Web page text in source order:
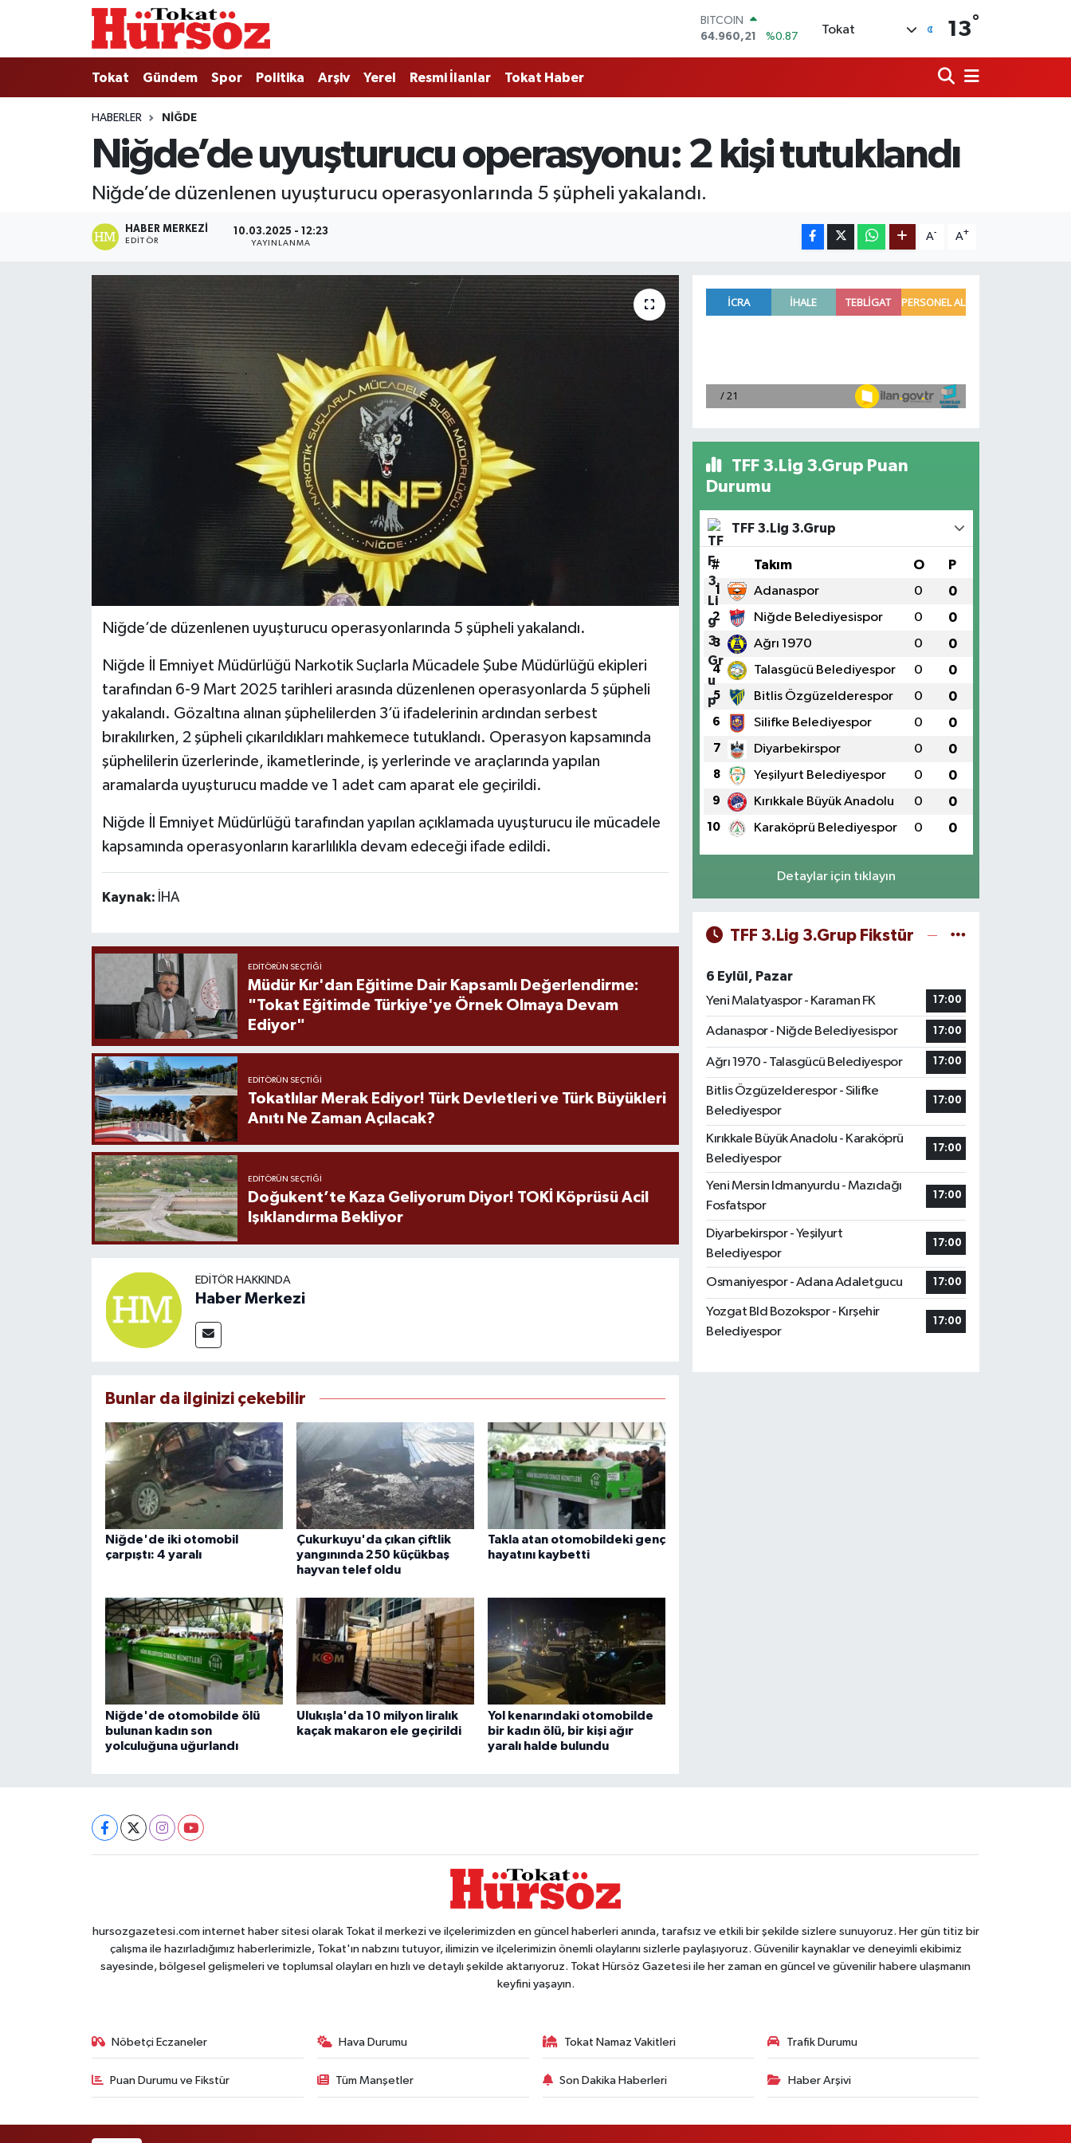
BITCOIN
64.960,21
%0.87
55,2510
%0.32
GRAM ALTIN
6660.55
%0.03
13.779
Tokat 13°
Tokat Gündem Spor Politika Arşiv Yerel Resmi İlanlar Tokat Haber
HABERLER NIĞDE
Niğde’de uyuşturucu operasyonu: 2 kişi tutuklandı
Niğde’de düzenlenen uyuşturucu operasyonlarında 5 şüpheli yakalandı.
HABER MERKEZI
EDITÖR
10.03.2025 - 12:23
YAYINLANMA
A- A+
Niğde’de düzenlenen uyuşturucu operasyonlarında 5 şüpheli yakalandı.
Niğde İl Emniyet Müdürlüğü Narkotik Suçlarla Mücadele Şube Müdürlüğü ekipleri
tarafından 6-9 Mart 2025 tarihleri arasında düzenlenen operasyonlarda 5 şüpheli
yakalandı. Gözaltına alınan şüphelilerden 3’ü ifadelerinin ardından serbest
bırakılırken, 2 şüpheli çıkarıldıkları mahkemece tutuklandı. Operasyon kapsamında
şüphelilerin üzerlerinde, ikametlerinde, iş yerlerinde ve araçlarında yapılan
aramalarda uyuşturucu madde ve 1 adet cam aparat ele geçirildi.
Niğde İl Emniyet Müdürlüğü tarafından yapılan açıklamada uyuşturucu ile mücadele
kapsamında operasyonların kararlılıkla devam edeceği ifade edildi.
Kaynak: İHA
EDITÖRÜN SEÇTIĞI
Müdür Kır'dan Eğitime Dair Kapsamlı Değerlendirme:
"Tokat Eğitimde Türkiye'ye Örnek Olmaya Devam
Ediyor"
EDITÖRÜN SEÇTIĞI
Tokatlılar Merak Ediyor! Türk Devletleri ve Türk Büyükleri
Anıtı Ne Zaman Açılacak?
EDITÖRÜN SEÇTIĞI
Doğukent’te Kaza Geliyorum Diyor! TOKİ Köprüsü Acil
Işıklandırma Bekliyor
EDITÖR HAKKINDA
Haber Merkezi
Bunlar da ilginizi çekebilir
Niğde'de iki otomobil
çarpıştı: 4 yaralı
Çukurkuyu'da çıkan çiftlik
yangınında 250 küçükbaş
hayvan telef oldu
Takla atan otomobildeki genç
hayatını kaybetti
Niğde'de otomobilde ölü
bulunan kadın son
yolculuğuna uğurlandı
Ulukışla'da 10 milyon liralık
kaçak makaron ele geçirildi
Yol kenarındaki otomobilde
bir kadın ölü, bir kişi ağır
yaralı halde bulundu
TFF 3.Lig 3.Grup Puan
Durumu
TFF 3.Lig 3.Grup
# Takım O P
1 Adanaspor 0 0
2 Niğde Belediyesispor 0 0
3 Ağrı 1970 0 0
4 Talasgücü Belediyespor 0 0
5 Bitlis Özgüzelderespor 0 0
6 Silifke Belediyespor 0 0
7 Diyarbekirspor 0 0
8 Yeşilyurt Belediyespor 0 0
9 Kırıkkale Büyük Anadolu 0 0
10 Karaköprü Belediyespor 0 0
Detaylar için tıklayın
TFF 3.Lig 3.Grup Fikstür
6 Eylül, Pazar
Yeni Malatyaspor - Karaman FK
17:00
Adanaspor - Niğde Belediyesispor 17:00
Ağrı 1970 - Talasgücü Belediyespor 17:00
Bitlis Özgüzelderespor - Silifke
Belediyespor
17:00
Kırıkkale Büyük Anadolu - Karaköprü
Belediyespor
17:00
Yeni Mersin Idmanyurdu - Mazıdağı
Fosfatspor
17:00
Diyarbekirspor - Yeşilyurt
Belediyespor
17:00
Osmaniyespor - Adana Adaletgucu 17:00
Yozgat Bld Bozokspor - Kırşehir
Belediyespor
17:00
hursozgazetesi.com internet haber sitesi olarak Tokat il merkezi ve ilçelerimizden en güncel haberleri anında, tarafsız ve etkili bir şekilde sizlere sunuyoruz. Her gün titiz bir
çalışma ile hazırladığımız haberlerimizle, Tokat'ın nabzını tutuyor, ilimizin ve ilçelerimizin önemli olaylarını sizlerle paylaşıyoruz. Güvenilir kaynaklar ve deneyimli ekibimiz
sayesinde, bölgesel gelişmeleri ve toplumsal olayları en hızlı ve detaylı şekilde aktarıyoruz. Tokat Hürsöz Gazetesi ile her zaman en güncel ve güvenilir habere ulaşmanın
keyfini yaşayın.
Nöbetçi Eczaneler Hava Durumu Tokat Namaz Vakitleri Trafik Durumu
Puan Durumu ve Fikstür Tüm Manşetler Son Dakika Haberleri Haber Arşivi
Tokat
Türkiye Gündemi
Gündem
Tokat Spor
Nöbetçi Eczaneler
Hava Durumu
Tokat Namaz Vakitleri
Süper Lig Puan Durumu ve Fikstür
Son Dakika Haberleri